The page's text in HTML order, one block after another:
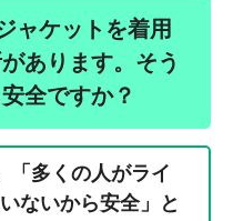
ャケットを着用
あります。そう
全ですか？
「多くの人がライ
ないから安全」と